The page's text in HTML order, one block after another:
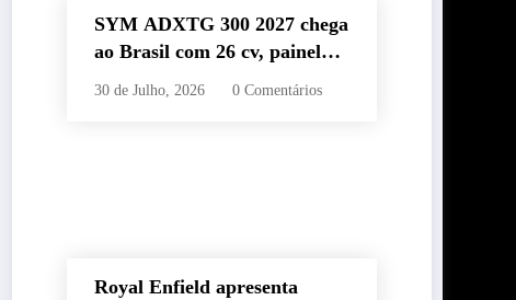
SYM ADXTG 300 2027 chega
ao Brasil com 26 cv, painel
TFT de 7” e preço de R$
30 de Julho, 2026 0 Comentários
Royal Enfield apresenta